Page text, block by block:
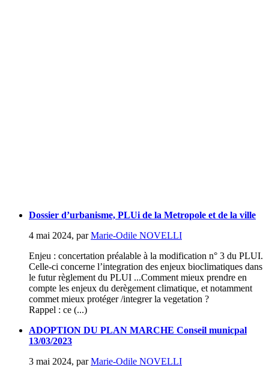
Dossier d’urbanisme, PLUi de la Metropole et de la ville
4 mai 2024, parMarie-Odile NOVELLI
Enjeu : concertation préalable à la modification n° 3 du PLUI.
Celle-ci concerne l’integration des enjeux bioclimatiques dans
le futur règlement du PLUI ...Comment mieux prendre en
compte les enjeux du derègement climatique, et notamment
commet mieux protéger /integrer la vegetation ?
Rappel : ce (...)
ADOPTION DU PLAN MARCHE Conseil municpal
13/03/2023
3 mai 2024, parMarie-Odile NOVELLI